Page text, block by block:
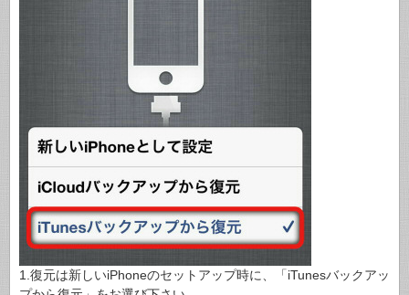
1.復元は新しいiPhoneのセットアップ時に、「iTunesバックアッ